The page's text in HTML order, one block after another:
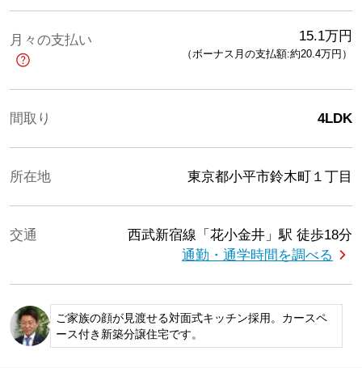
月々の支払い 15.1万円
（ボーナス月の支払額:約20.4万円 ）
間取り 4LDK
所在地 東京都小平市鈴木町１丁目
交通 西武新宿線「花小金井」駅 徒歩18分
通勤・通学時間を調べる
ご家族の顔が見渡せる対面式キッチン採用。カースペ
ース付き新築分譲住宅です。